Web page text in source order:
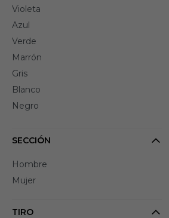
Violeta
Azul
Verde
Marrón
Gris
Blanco
Negro
SECCIÓN
Hombre
Mujer
TIRO